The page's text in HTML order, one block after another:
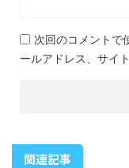
次回のコメントで
ールアドレス、サイ
関連記事